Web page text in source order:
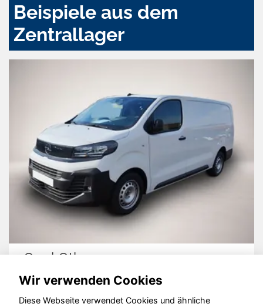
Beispiele aus dem
Zentrallager
Opel Other
Wir verwenden Cookies
Diese Webseite verwendet Cookies und ähnliche